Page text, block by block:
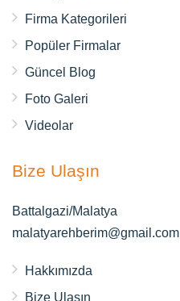
Firma Kategorileri
Popüler Firmalar
Güncel Blog
Foto Galeri
Videolar
Bize Ulaşın
Battalgazi/Malatya
malatyarehberim@gmail.com
Hakkımızda
Bize Ulaşın